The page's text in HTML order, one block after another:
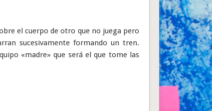
el cuerpo de otro que no juega pero
sucesivamente formando un tren.
«madre» que será el que tome las